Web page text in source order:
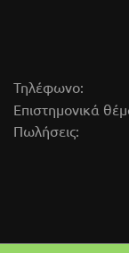
9,5 cm.
της
μερικές
Επιστημονικά